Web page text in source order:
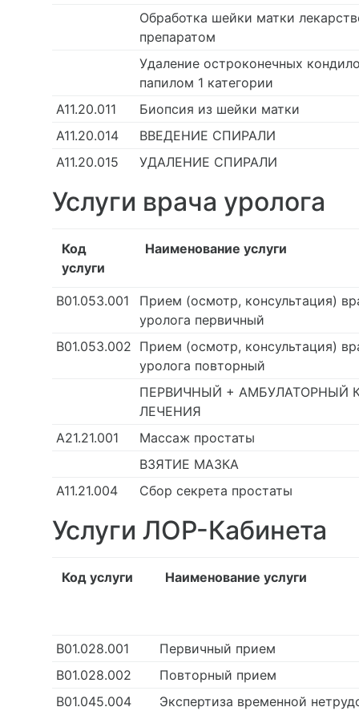
Обработка шейки матки
препаратом
Удаление остроконечных
папилом 1 категории
А11.20.011
Биопсия из шейки матки
А11.20.014
ВВЕДЕНИЕ СПИРАЛИ
А11.20.015
УДАЛЕНИЕ СПИРАЛИ
Услуги врача уролога
Код
услуги
Наименование услуги
B01.053.001
Прием (осмотр, консультация)
уролога первичный
B01.053.002 Прием (осмотр, консультация)
уролога повторный
ПЕРВИЧНЫЙ + АМБУЛАТОРНЫЙ
ЛЕЧЕНИЯ
А21.21.001
Массаж простаты
ВЗЯТИЕ МАЗКА
А11.21.004
Сбор секрета простаты
Услуги ЛОР-Кабинета
Код услуги Наименование услуги
В01.028.001
Первичный прием
В01.028.002
Повторный прием
В01.045.004
Экспертиза временной